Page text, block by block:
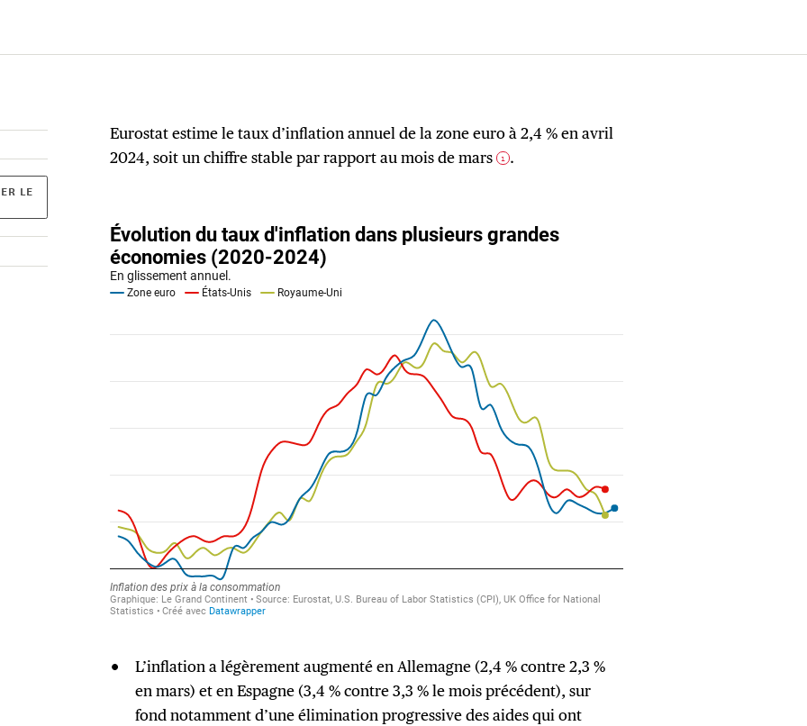
LE
Eurostat estime le taux d’inflation annuel de la zone euro à 2,4 % en avril
2024, soit un chiffre stable par rapport au mois de mars 1 .
L’inflation a légèrement augmenté en Allemagne (2,4 % contre 2,3 %
en mars) et en Espagne (3,4 % contre 3,3 % le mois précédent), sur
fond notamment d’une élimination progressive des aides qui ont